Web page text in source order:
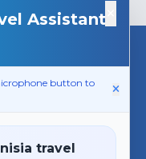
Assistant
button to
travel
nous